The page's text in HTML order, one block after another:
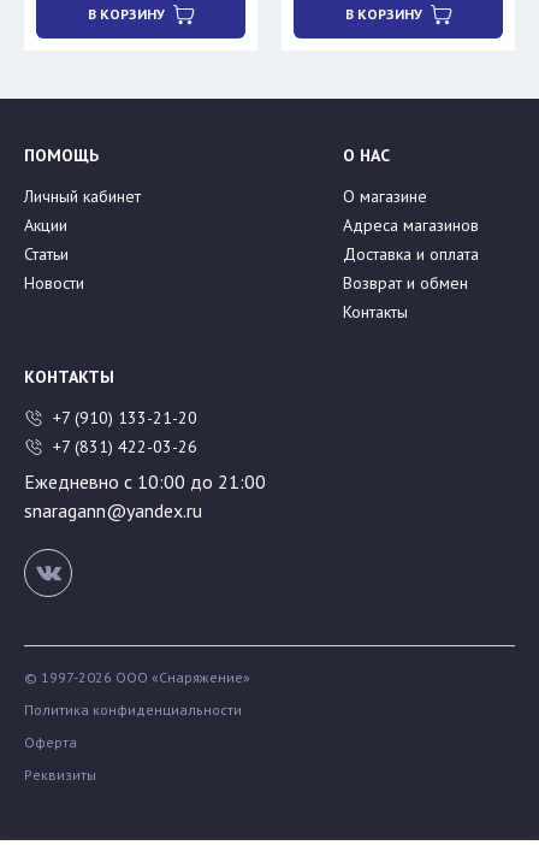
В КОРЗИНУ В КОРЗИНУ
ПОМОЩЬ
Личный кабинет
Акции
Статьи
Новости
О НАС
О магазине
Адреса магазинов
Доставка и оплата
Возврат и обмен
Контакты
КОНТАКТЫ
+7 (910) 133-21-20
+7 (831) 422-03-26
Ежедневно с 10:00 до 21:00
snaragann@yandex.ru
© 1997-2026 ООО «Снаряжение»
Политика конфиденциальности
Оферта
Реквизиты